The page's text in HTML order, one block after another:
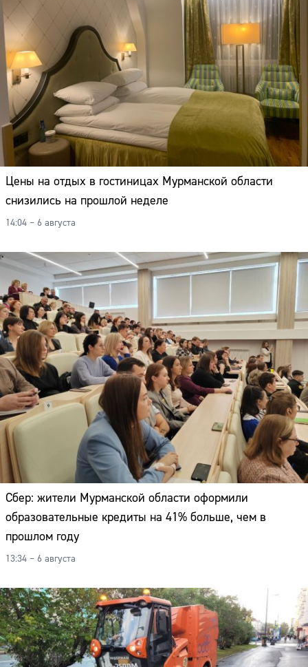
Цены на отдых в гостиницах Мурманской области
снизились на прошлой неделе
14:04 – 6 августа
Сбер: жители Мурманской области оформили
образовательные кредиты на 41% больше, чем в
прошлом году
13:34 – 6 августа
Сайт: